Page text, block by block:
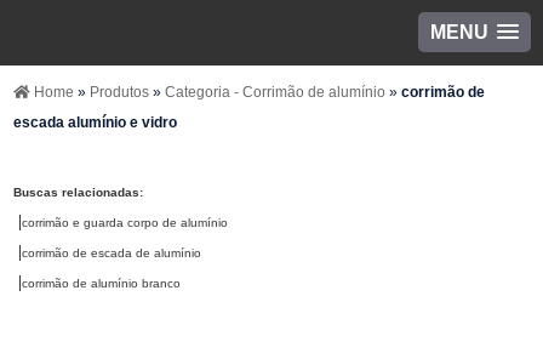
MENU
Home » Produtos»Categoria - Corrimão de alumínio»corrimão de
escada alumínio e vidro
Buscas relacionadas:
corrimão e guarda corpo de alumínio
corrimão de escada de alumínio
corrimão de alumínio branco